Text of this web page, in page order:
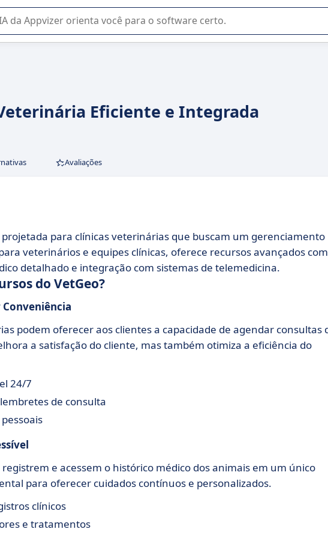
no uso ou na seleção de software SaaS para sua empresa.
Eficiente e Integrada
Avaliações
para clínicas veterinárias que buscam um gerenciamento
veterinários e equipes clínicas, oferece recursos avançados
detalhado e integração com sistemas de telemedicina.
do VetGeo?
podem oferecer aos clientes a capacidade de agendar consultas
a satisfação do cliente, mas também otimiza a eficiência do
24/7
de consulta
e acessem o histórico médico dos animais em um único
para oferecer cuidados contínuos e personalizados.
clínicos
e tratamentos